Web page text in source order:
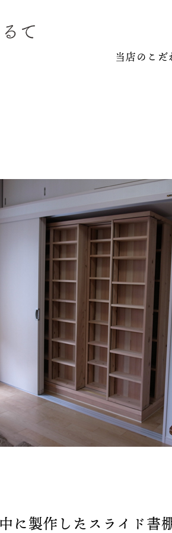
当店のこだ
に製作したスライド書